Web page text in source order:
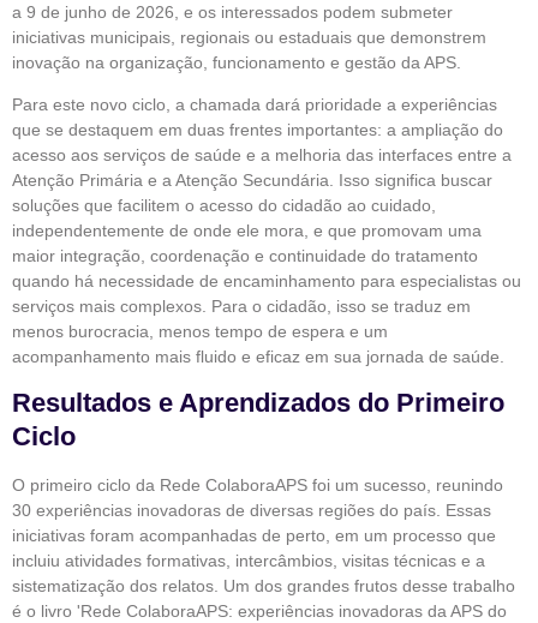
a 9 de junho de 2026, e os interessados podem submeter
iniciativas municipais, regionais ou estaduais que demonstrem
inovação na organização, funcionamento e gestão da APS.
Para este novo ciclo, a chamada dará prioridade a experiências
que se destaquem em duas frentes importantes: a ampliação do
acesso aos serviços de saúde e a melhoria das interfaces entre a
Atenção Primária e a Atenção Secundária. Isso significa buscar
soluções que facilitem o acesso do cidadão ao cuidado,
independentemente de onde ele mora, e que promovam uma
maior integração, coordenação e continuidade do tratamento
quando há necessidade de encaminhamento para especialistas ou
serviços mais complexos. Para o cidadão, isso se traduz em
menos burocracia, menos tempo de espera e um
acompanhamento mais fluido e eficaz em sua jornada de saúde.
Resultados e Aprendizados do Primeiro
Ciclo
O primeiro ciclo da Rede ColaboraAPS foi um sucesso, reunindo
30 experiências inovadoras de diversas regiões do país. Essas
iniciativas foram acompanhadas de perto, em um processo que
incluiu atividades formativas, intercâmbios, visitas técnicas e a
sistematização dos relatos. Um dos grandes frutos desse trabalho
é o livro 'Rede ColaboraAPS: experiências inovadoras da APS do